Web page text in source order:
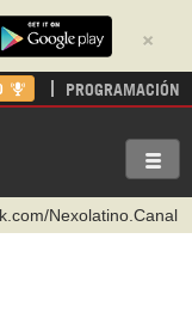
×
PROGRAMACIÓN
Nexolatino.Canal